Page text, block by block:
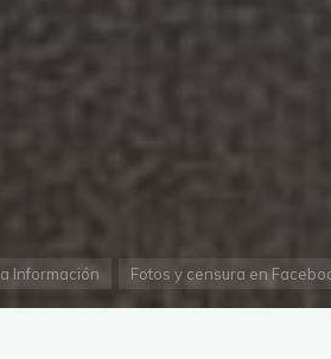
Información Fotos y censura en